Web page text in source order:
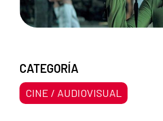
CATEGORÍA
CINE / AUDIOVISUAL